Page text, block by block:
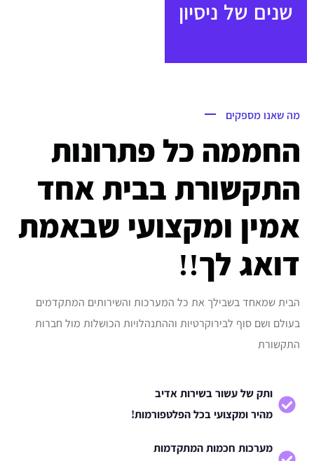
מדיניות החזרים והחזרות
שנים של ניסיון
מה שאנו מספקים
החממה כל פתרונות
התקשורת בבית אחד
אמין ומקצועי שבאמת
דואג לך!!
הבית שמאחד בשבילך את כל המערכות והשירותים המתקדמים
בעולם ושם סוף לבירוקרטיות וההתנהלויות הכושלות מול חברות
התקשורת
ותק של עשור בשירות אדיב
מהיר ומקצועי בכל הפלטפורמות!
מערכות חכמות המתקדמות